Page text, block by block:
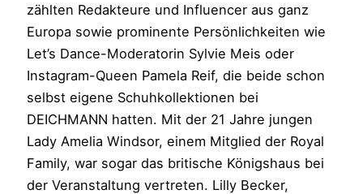
zählten Redakteure und Influencer aus ganz
Europa sowie prominente Persönlichkeiten wie
Let’s Dance-Moderatorin Sylvie Meis oder
Instagram-Queen Pamela Reif, die beide schon
selbst eigene Schuhkollektionen bei
DEICHMANN hatten. Mit der 21 Jahre jungen
Lady Amelia Windsor, einem Mitglied der Royal
Family, war sogar das britische Königshaus bei
der Veranstaltung vertreten. Lilly Becker,